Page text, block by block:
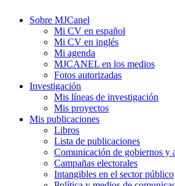
Sobre MJCanel
Mi CV en español
Mi CV en inglés
Mi agenda
MJCANEL en los medios
Fotos autorizadas
Investigación
Mis líneas de investigación
Mis proyectos
Mis publicaciones
Libros
Lista de publicaciones
Comunicación de gobiernos y
Campañas electorales
Intangibles en el sector público